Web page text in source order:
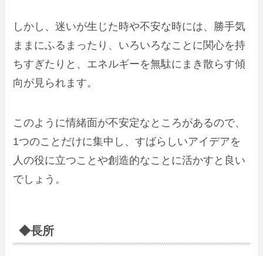
しかし、迷いが生じた時や不安な時には、勝手気
ままにふるまったり、いろいろなことに関心を持
ちすぎたりと、エネルギーを無駄にまき散らす傾
向が見られます。
このように情緒面が不安定なところがあるので、
1つのことだけに集中し、すばらしいアイデアを
人の役に立つことや創造的なことに活かすと良い
でしょう。
◆長所